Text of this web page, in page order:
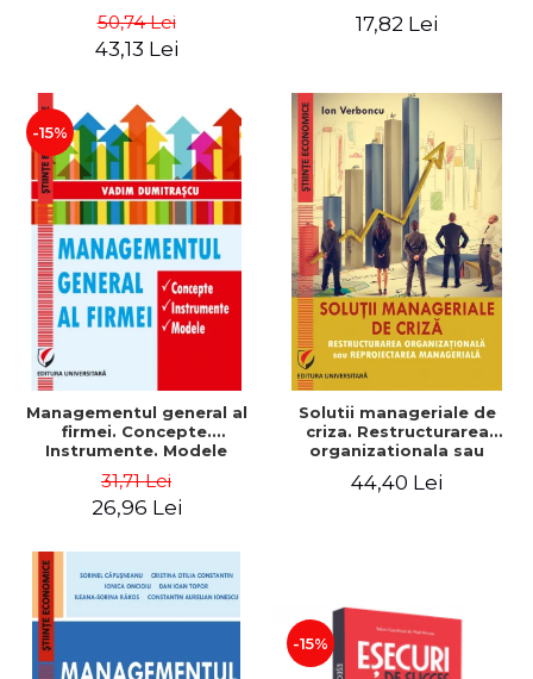
50,74 Lei
43,13 Lei
17,82 Lei
-15%
Managementul general al
firmei. Concepte.
Instrumente. Modele
31,71 Lei
26,96 Lei
Solutii manageriale de
criza. Restructurarea
organizationala sau
44,40 Lei
-15%